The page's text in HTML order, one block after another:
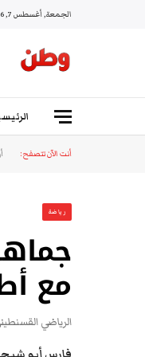
الجمعة, أغسطس 7, 2026
أنت الآن تتصفح:
رياضة
مع
الرياضي